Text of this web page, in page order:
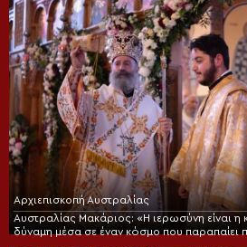
Αρχιεπισκοπή Αυστραλίας
Αυστραλίας Μακάριος: «Η ιερωσύνη είναι η
δύναμη μέσα σε έναν κόσμο που παραπαίει